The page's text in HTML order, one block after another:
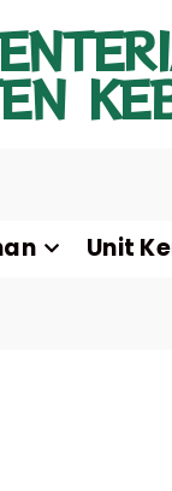
Unit